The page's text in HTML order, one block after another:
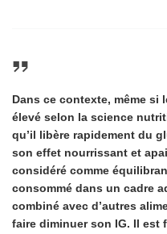
Dans ce contexte, même si
élevé selon la science
qu’il libère rapidement du
son effet nourrissant et
considéré comme
consommé dans un cadre
combiné avec d’autres
faire diminuer son IG. Il